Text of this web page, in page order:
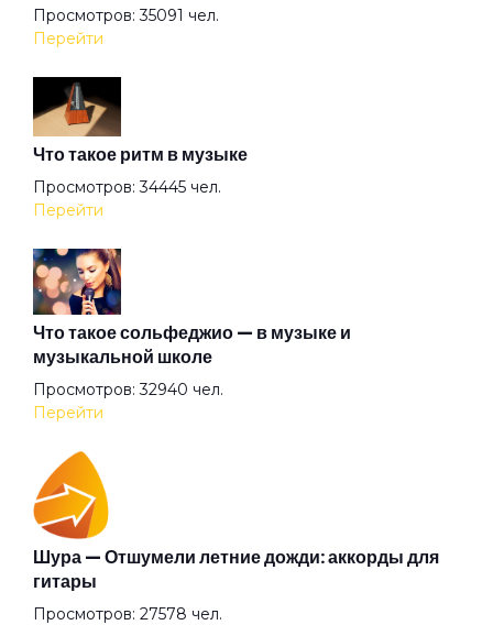
Оставь их
Первый
Притон
Сливочное масло
Сны
Сука тащит нас на дно
Танцуй сама
Просмотров: 35091 чел.
Перейти
Что такое ритм в музыке
Просмотров: 34445 чел.
Перейти
Что такое сольфеджио — в музыке и
музыкальной школе
Просмотров: 32940 чел.
Перейти
Шура — Отшумели летние дожди: аккорды для
гитары
Просмотров: 27578 чел.